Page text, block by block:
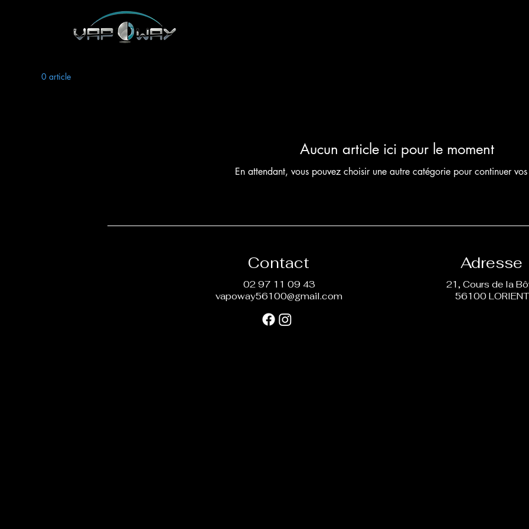
0 article
Aucun article ici pour le moment
En attendant, vous pouvez choisir une autre catégorie pour continuer
Contact
02 97 11 09 43
vapoway56100@gmail.com
Adresse
21, Cours de la
56100 LORIENT